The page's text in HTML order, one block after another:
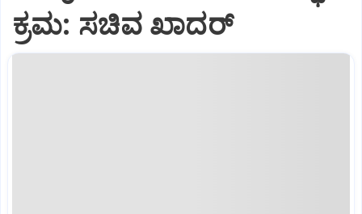
ಕ್ರಮ: ಸಚಿವ ಖಾದರ್